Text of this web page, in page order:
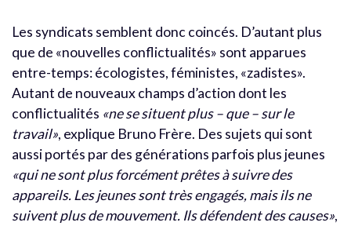
Les syndicats semblent donc coincés. D’autant plus
que de «nouvelles conflictualités» sont apparues
entre-temps: écologistes, féministes, «zadistes».
Autant de nouveaux champs d’action dont les
conflictualités «ne se situent plus – que – sur le
travail», explique Bruno Frère. Des sujets qui sont
aussi portés par des générations parfois plus jeunes
«qui ne sont plus forcément prêtes à suivre des
appareils. Les jeunes sont très engagés, mais ils ne
suivent plus de mouvement. Ils défendent des causes»,